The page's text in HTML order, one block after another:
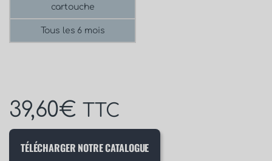
cartouche
Tous les 6 mois
39,60€ TTC
TÉLÉCHARGER NOTRE CATALOGUE